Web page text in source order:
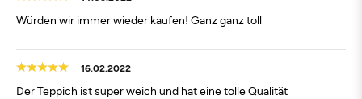
Würden wir immer wieder kaufen! Ganz ganz toll
16.02.2022
Der Teppich ist super weich und hat eine tolle Qualität